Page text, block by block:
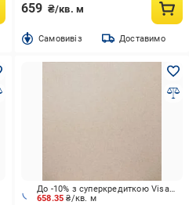
659 ₴/кв. м
Cамовивіз Доставимо
658.35₴/кв. м
До -10% з суперкредиткою Visa Вигода